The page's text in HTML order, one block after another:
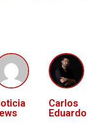
Carlos
Eduardo